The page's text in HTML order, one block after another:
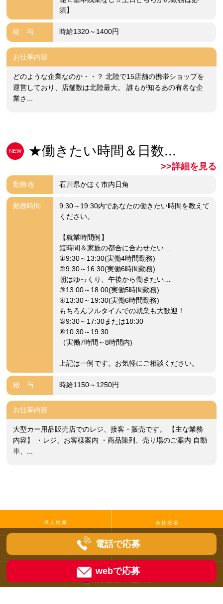
電話で応募
webで応募
須】
給 与 時給1320～1400円
お仕事内容
どのような企業なのか・・？ 北陸で15店舗の携帯ショップを
運営しており、店舗数は北陸最大。 誰もが知るあの有名な企
業さ...
NEW ★働きたい時間＆日数...
>>詳細を見る
勤務地 石川県かほく市内日角
勤務時間
9:30～19:30内であなたの働きたい時間を教えて
ください。
【就業時間例】
短時間＆家族の都合に合わせたい…
①9:30～13:30(実働4時間勤務)
②9:30～16:30(実働6時間勤務)
朝はゆっくり、午後から働きたい…
③13:00～18:00(実働5時間勤務)
④13:30～19:30(実働6時間勤務)
もちろんフルタイムでの就業も大歓迎！
⑤9:30～17:30または18:30
⑥10:30～19:30
（実働7時間～8時間内)
上記は一例です。お気軽にご相談ください。
給 与 時給1150～1250円
お仕事内容
大型カー用品販売店でのレジ、接客・販売です。 【主な業務
内容】 ・レジ、お客様案内 ・商品陳列、売り場のご案内 自動
車、...
求人検索 会社概要
プライバシーポリシー